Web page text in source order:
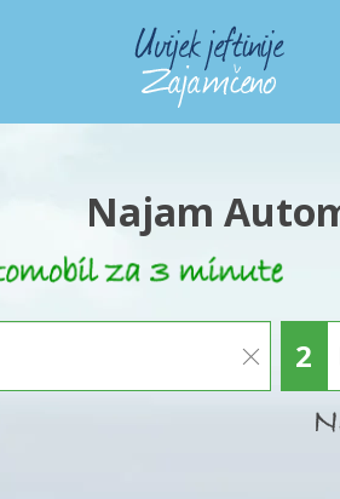
Najam